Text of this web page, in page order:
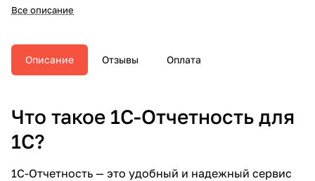
Все описание
Описание Отзывы Оплата
Что такое 1С-Отчетность для
1С?
1С-Отчетность — это удобный и надежный сервис